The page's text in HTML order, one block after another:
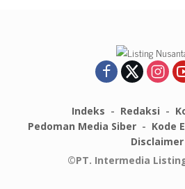
Indeks Redaksi
Pedoman Media Siber
Kode
Disclaimer
©PT. Intermedia